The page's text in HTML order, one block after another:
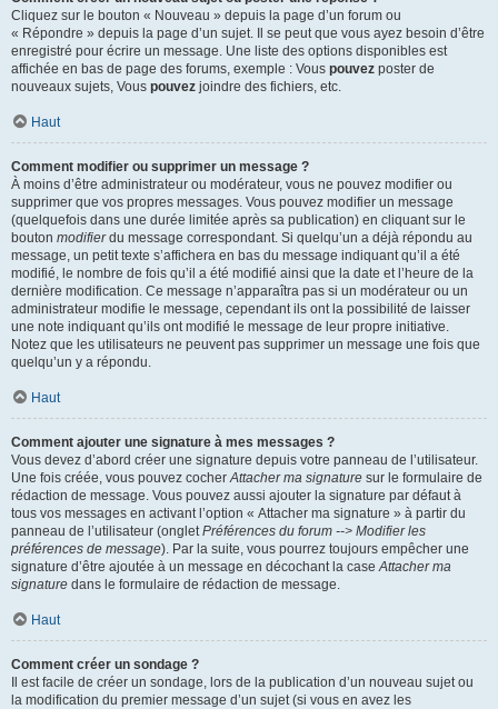
Cliquez sur le bouton « Nouveau » depuis la page d’un forum ou
« Répondre » depuis la page d’un sujet. Il se peut que vous ayez besoin d’être
enregistré pour écrire un message. Une liste des options disponibles est
affichée en bas de page des forums, exemple : Vous pouvez poster de
nouveaux sujets, Vous pouvez joindre des fichiers, etc.
Haut
Comment modifier ou supprimer un message ?
À moins d’être administrateur ou modérateur, vous ne pouvez modifier ou
supprimer que vos propres messages. Vous pouvez modifier un message
(quelquefois dans une durée limitée après sa publication) en cliquant sur le
bouton modifierdu message correspondant. Si quelqu’un a déjà répondu au
message, un petit texte s’affichera en bas du message indiquant qu’il a été
modifié, le nombre de fois qu’il a été modifié ainsi que la date et l’heure de la
dernière modification. Ce message n’apparaîtra pas si un modérateur ou un
administrateur modifie le message, cependant ils ont la possibilité de laisser
une note indiquant qu’ils ont modifié le message de leur propre initiative.
Notez que les utilisateurs ne peuvent pas supprimer un message une fois que
quelqu’un y a répondu.
Haut
Comment ajouter une signature à mes messages ?
Vous devez d’abord créer une signature depuis votre panneau de l’utilisateur.
Une fois créée, vous pouvez cocherAttacher ma signature sur le formulaire de
rédaction de message. Vous pouvez aussi ajouter la signature par défaut à
tous vos messages en activant l’option « Attacher ma signature » à partir du
panneau de l’utilisateur (ongletPréférences du forum --> Modifier les
préférences de message). Par la suite, vous pourrez toujours empêcher une
signature d’être ajoutée à un message en décochant la caseAttacher ma
signature dans le formulaire de rédaction de message.
Haut
Comment créer un sondage ?
Il est facile de créer un sondage, lors de la publication d’un nouveau sujet ou
la modification du premier message d’un sujet (si vous en avez les